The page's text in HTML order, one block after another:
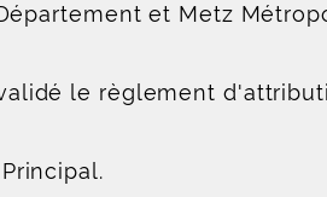
et Metz
le règlement